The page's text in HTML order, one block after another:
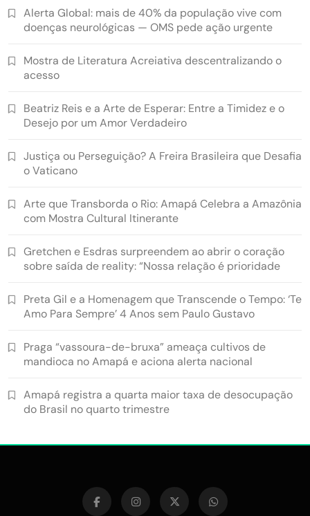
Alerta Global: mais de 40% da população vive com
doenças neurológicas — OMS pede ação urgente
Mostra de Literatura Acreiativa descentralizando o
acesso
Beatriz Reis e a Arte de Esperar: Entre a Timidez e o
Desejo por um Amor Verdadeiro
Justiça ou Perseguição? A Freira Brasileira que Desafia
o Vaticano
Arte que Transborda o Rio: Amapá Celebra a Amazônia
com Mostra Cultural Itinerante
Gretchen e Esdras surpreendem ao abrir o coração
sobre saída de reality: “Nossa relação é prioridade
Preta Gil e a Homenagem que Transcende o Tempo: ‘Te
Amo Para Sempre’ 4 Anos sem Paulo Gustavo
Praga “vassoura-de-bruxa” ameaça cultivos de
mandioca no Amapá e aciona alerta nacional
Amapá registra a quarta maior taxa de desocupação
do Brasil no quarto trimestre